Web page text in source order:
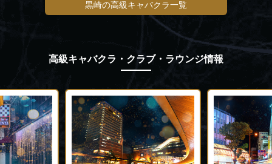
黒崎の高級キャバクラ一覧
高級キャバクラ・クラブ・ラウンジ情報